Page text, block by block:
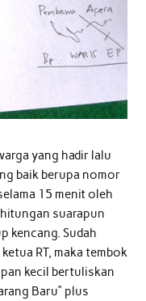
yang hadir lalu
baik berupa nomor
15 menit oleh
suarapun
kencang. Sudah
RT, maka tembok
kecil bertuliskan
Baru” plus